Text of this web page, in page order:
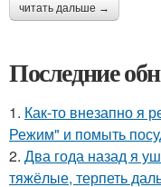
читать дальше →
Последние
1. Как-то внезапно я
Режим" и помыть
2. Два года назад я
тяжёлые, терпеть